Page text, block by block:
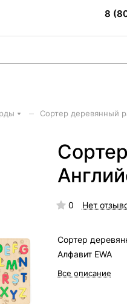
8
Сортер деревянный
0 Нет
Сортер
Алфавит EWA
Все описание